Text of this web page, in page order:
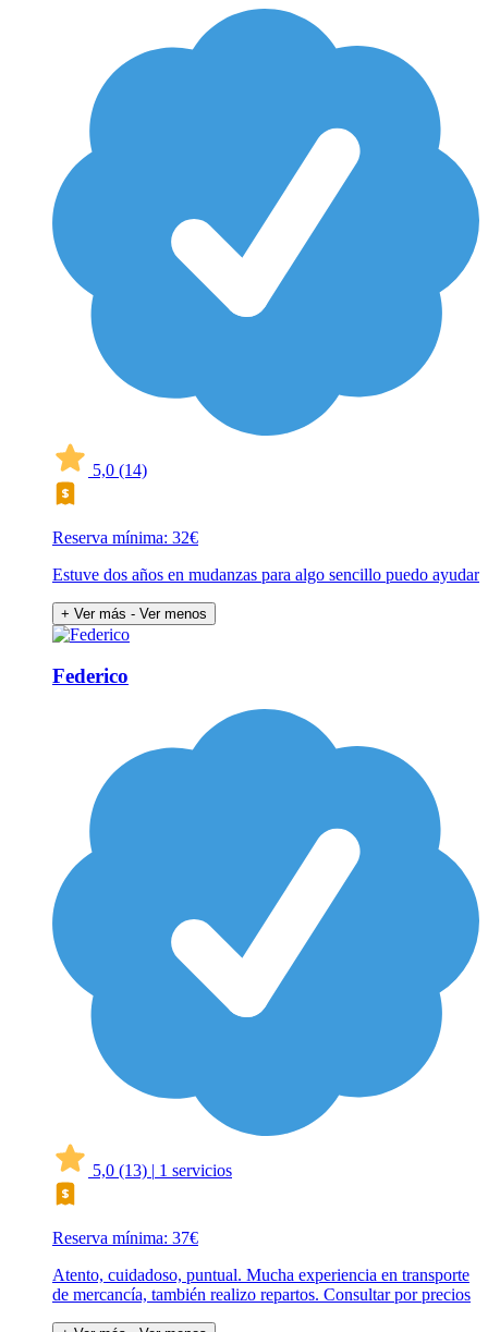
5,0 (14)
Reserva mínima: 32€
Estuve dos años en mudanzas para algo sencillo puedo ayudar
+ Ver más - Ver menos
Federico
5,0 (13) | 1 servicios
Reserva mínima: 37€
Atento, cuidadoso, puntual. Mucha experiencia en transporte
de mercancía, también realizo repartos. Consultar por precios